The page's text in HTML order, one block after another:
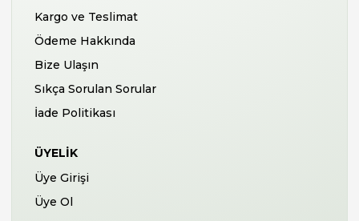
Kargo ve Teslimat
Ödeme Hakkında
Bize Ulaşın
Sıkça Sorulan Sorular
İade Politikası
ÜYELIK
Üye Girişi
Üye Ol